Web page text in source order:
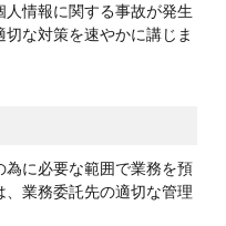
情報に関する事故が発生
な対策を速やかに講じま
に必要な範囲で業務を預
業務委託先の適切な管理